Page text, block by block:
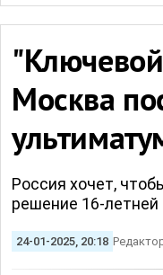
Москва
Россия хочет,
решение 16-летней
24-01-2025, 20:18